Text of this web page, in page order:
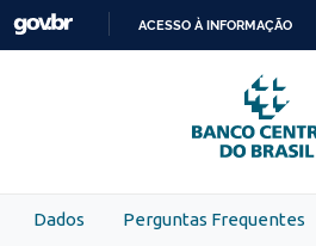
Skip to main content
PARA
O
ACESSO À INFORMAÇÃO
Dados Perguntas Frequentes